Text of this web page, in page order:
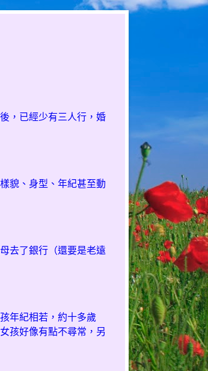
，已經少有三人行，婚
樣貌、身型、年紀甚至動
去了銀行（還要是老遠
年紀相若，約十多歲
孩好像有點不尋常，另